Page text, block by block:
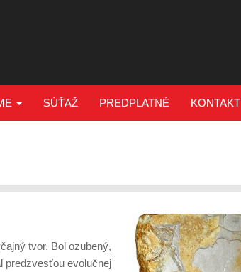
SÚŤAŽ PREDPLATNÉ KONTAKT
tvor. Bol ozubený,
predzvesťou evolučnej